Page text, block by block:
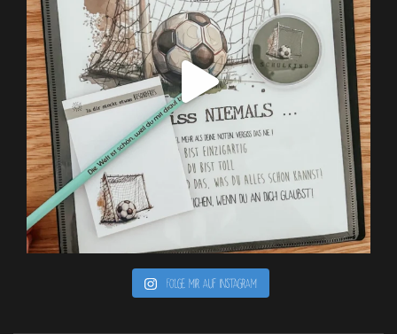
Folge mir auf Instagram